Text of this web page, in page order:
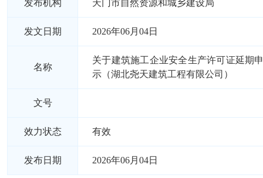
发布机构 天门市自然资源和城乡建设局
发文日期 2026年06月04日
名称
关于建筑施工企业安全生产许可证延期
示（湖北尧天建筑工程有限公司）
文号
效力状态 有效
发布日期 2026年06月04日